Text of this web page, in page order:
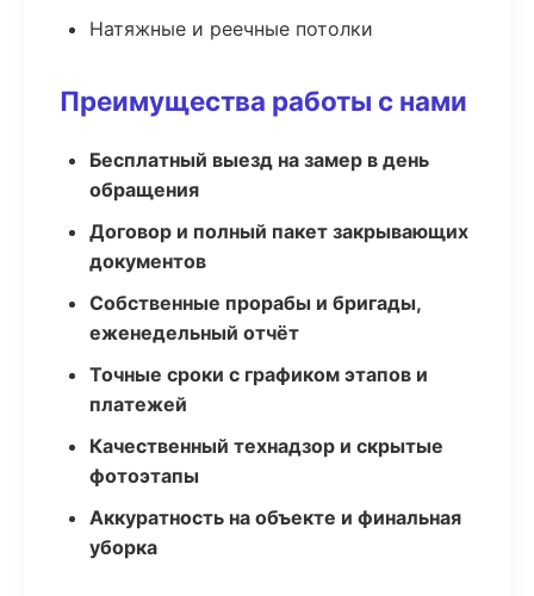
Натяжные и реечные потолки
Преимущества работы с нами
Бесплатный выезд на замер в день
обращения
Договор и полный пакет закрывающих
документов
Собственные прорабы и бригады,
еженедельный отчёт
Точные сроки с графиком этапов и
платежей
Качественный технадзор и скрытые
фотоэтапы
Аккуратность на объекте и финальная
уборка